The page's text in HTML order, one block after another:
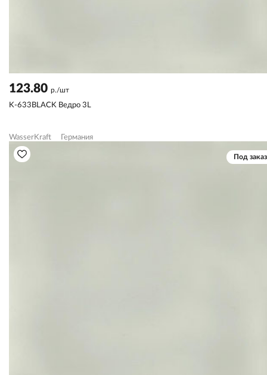
123.80 р./шт
K-633BLACK Ведро 3L
WasserKraft Германия
Под заказ